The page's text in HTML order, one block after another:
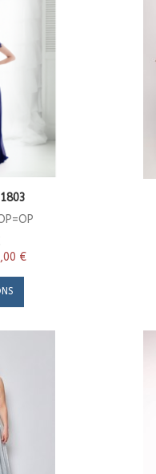
€